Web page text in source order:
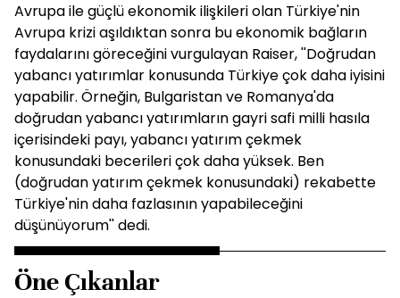
Avrupa ile güçlü ekonomik ilişkileri olan Türkiye'nin
Avrupa krizi aşıldıktan sonra bu ekonomik bağların
faydalarını göreceğini vurgulayan Raiser, ''Doğrudan
yabancı yatırımlar konusunda Türkiye çok daha iyisini
yapabilir. Örneğin, Bulgaristan ve Romanya'da
doğrudan yabancı yatırımların gayri safi milli hasıla
içerisindeki payı, yabancı yatırım çekmek
konusundaki becerileri çok daha yüksek. Ben
(doğrudan yatırım çekmek konusundaki) rekabette
Türkiye'nin daha fazlasının yapabileceğini
düşünüyorum'' dedi.
Öne Çıkanlar